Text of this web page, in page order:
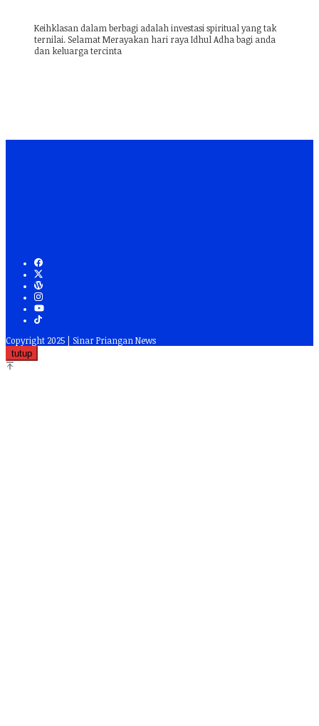
Keihklasan dalam berbagi adalah investasi spiritual yang tak
ternilai. Selamat Merayakan hari raya Idhul Adha bagi anda
dan keluarga tercinta
Copyright 2025 | Sinar Priangan News
tutup